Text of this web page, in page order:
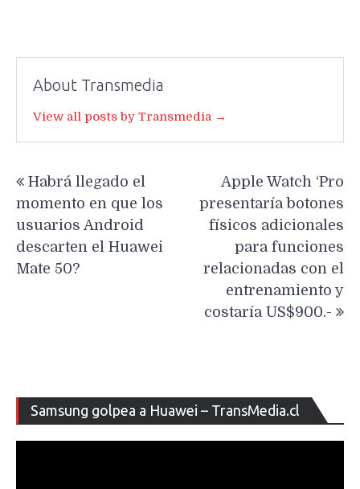
About Transmedia
View all posts by Transmedia →
de
entradas
Habrá llegado el
momento en que los
usuarios Android
descarten el Huawei
Mate 50?
Apple Watch ‘Pro
presentaría botones
físicos adicionales
para funciones
relacionadas con el
entrenamiento y
costaría US$900.-
Samsung golpea a Huawei – TransMedia.cl
de